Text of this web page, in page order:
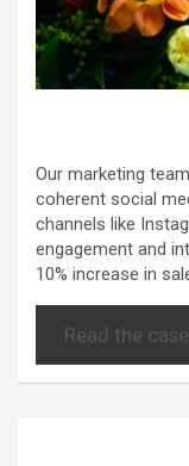
Our marketing
coherent social
channels like
engagement and
10% increase in
Read the